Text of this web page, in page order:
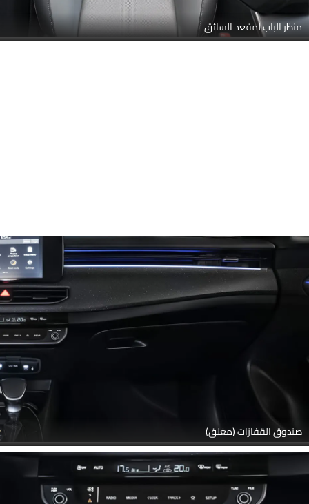
منظر الباب لمقعد السائق
صندوق القفازات (مغلق)